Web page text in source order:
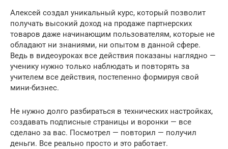
Алексей создал уникальный курс, который позволит
получать высокий доход на продаже партнерских
товаров даже начинающим пользователям, которые не
обладают ни знаниями, ни опытом в данной сфере.
Ведь в видеоуроках все действия показаны наглядно —
ученику нужно только наблюдать и повторять за
учителем все действия, постепенно формируя свой
мини-бизнес.
Не нужно долго разбираться в технических настройках,
создавать подписные страницы и воронки — все
сделано за вас. Посмотрел — повторил — получил
деньги. Все реально просто и это работает.